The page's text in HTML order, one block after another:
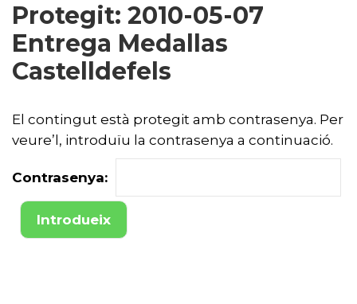
Protegit: 2010-05-07
Entrega Medallas
Castelldefels
El contingut està protegit amb contrasenya. Per
veure’l, introduïu la contrasenya a continuació.
Contrasenya: